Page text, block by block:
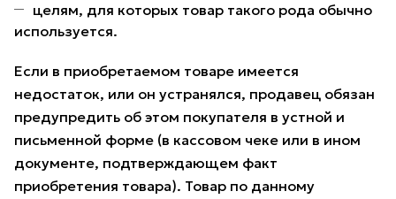
целям, для которых товар такого рода обычно
используется.
Если в приобретаемом товаре имеется
недостаток, или он устранялся, продавец обязан
предупредить об этом покупателя в устной и
письменной форме (в кассовом чеке или в ином
документе, подтверждающем факт
приобретения товара). Товар по данному